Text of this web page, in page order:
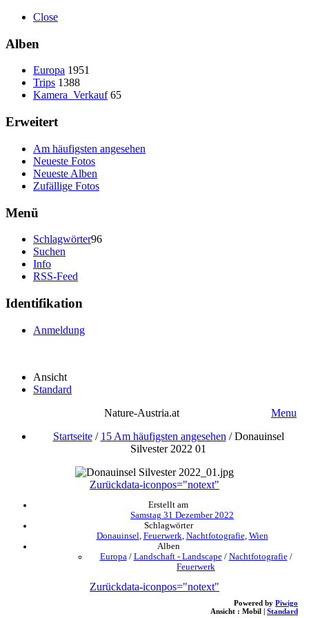
Close
Alben
Europa 1951
Trips 1388
Kamera_Verkauf 65
Erweitert
Am häufigsten angesehen
Neueste Fotos
Neueste Alben
Zufällige Fotos
Menü
Schlagwörter96
Suchen
Info
RSS-Feed
Identifikation
Anmeldung
Ansicht
Standard
Nature-Austria.at
Menu
Startseite/ 15 Am häufigsten angesehen /Donauinsel
Silvester 2022 01
Zurückdata-iconpos="notext"
Erstellt am
Samstag 31 Dezember 2022
Schlagwörter
Donauinsel Feuerwerk Nachtfotografie, Wien
Alben
Europa / Landschaft - Landscape/ Nachtfotografie/
Feuerwerk
Zurückdata-iconpos="notext"
Powered by Piwigo
Ansicht : Mobil Standard